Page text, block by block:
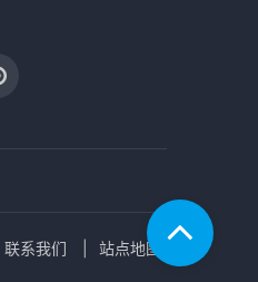
联系我们 站点地图